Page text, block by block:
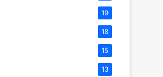
19
18
15
13